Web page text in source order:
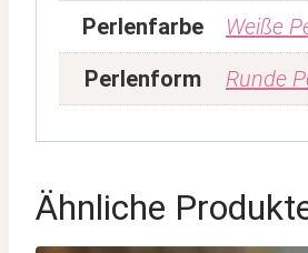
Perlenfarbe
Weiße
Perlenform
Runde
Ähnliche